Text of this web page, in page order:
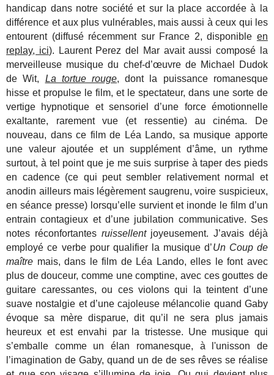
handicap dans notre société et sur la place accordée à la
différence et aux plus vulnérables, mais aussi à ceux qui les
entourent (diffusé récemment sur France 2, disponible en
replay, ici). Laurent Perez del Mar avait aussi composé la
merveilleuse musique du chef-d’œuvre de Michael Dudok
de Wit, La tortue rouge, dont la puissance romanesque
hisse et propulse le film, et le spectateur, dans une sorte de
vertige hypnotique et sensoriel d’une force émotionnelle
exaltante, rarement vue (et ressentie) au cinéma. De
nouveau, dans ce film de Léa Lando, sa musique apporte
une valeur ajoutée et un supplément d’âme, un rythme
surtout, à tel point que je me suis surprise à taper des pieds
en cadence (ce qui peut sembler relativement normal et
anodin ailleurs mais légèrement saugrenu, voire suspicieux,
en séance presse) lorsqu’elle survient et inonde le film d’un
entrain contagieux et d’une jubilation communicative. Ses
notes réconfortantes ruissellentjoyeusement. J’avais déjà
employé ce verbe pour qualifier la musique d’Un Coup de
maître mais, dans le film de Léa Lando, elles le font avec
plus de douceur, comme une comptine, avec ces gouttes de
guitare caressantes, ou ces violons qui la teintent d’une
suave nostalgie et d’une cajoleuse mélancolie quand Gaby
évoque sa mère disparue, dit qu’il ne sera plus jamais
heureux et est envahi par la tristesse. Une musique qui
s’emballe comme un élan romanesque, à l'unisson de
l’imagination de Gaby, quand un de de ses rêves se réalise